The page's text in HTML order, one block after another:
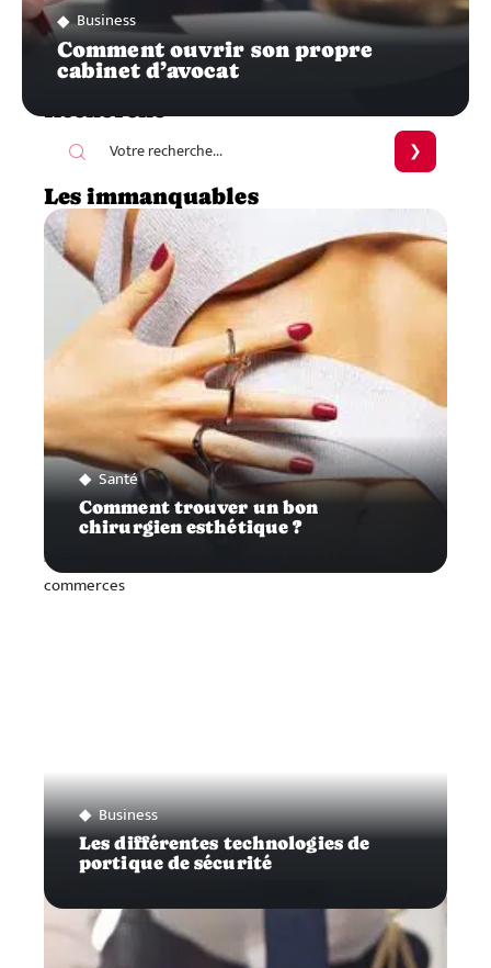
Business
Comment ouvrir son propre
cabinet d’avocat
Recherche
Les immanquables
Santé
Comment trouver un bon
chirurgien esthétique ?
Business
Les différentes technologies de
portique de sécurité